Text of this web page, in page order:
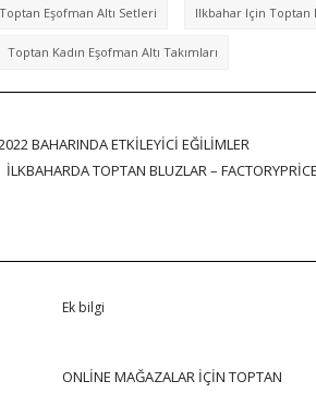
Eşofman Altı Setleri Ilkbahar Için Toptan
Toptan Kadın Eşofman Altı Takımları
BAHARINDA ETKILEYICI EĞILIMLER
İLKBAHARDA TOPTAN BLUZLAR –
Ek bilgi
ONLİNE MAĞAZALAR İÇİN TOPTAN